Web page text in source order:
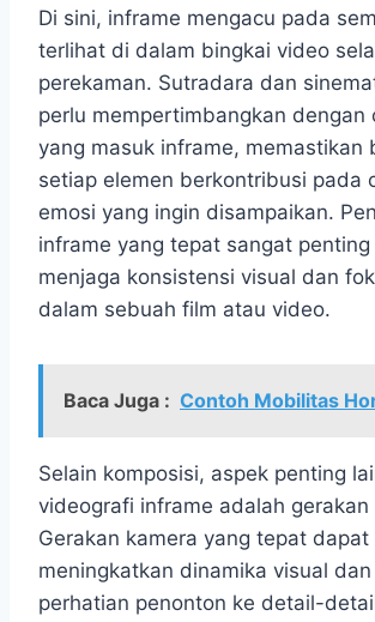
Di sini, inframe mengacu pada
terlihat di dalam bingkai video
perekaman. Sutradara dan
perlu mempertimbangkan dengan
yang masuk inframe, memastikan
setiap elemen berkontribusi pada
emosi yang ingin disampaikan.
inframe yang tepat sangat
menjaga konsistensi visual dan
dalam sebuah film atau video.
Baca Juga : Contoh Mobilitas
Selain komposisi, aspek penting
videografi inframe adalah gerakan
Gerakan kamera yang tepat dapat
meningkatkan dinamika visual
perhatian penonton ke detail-